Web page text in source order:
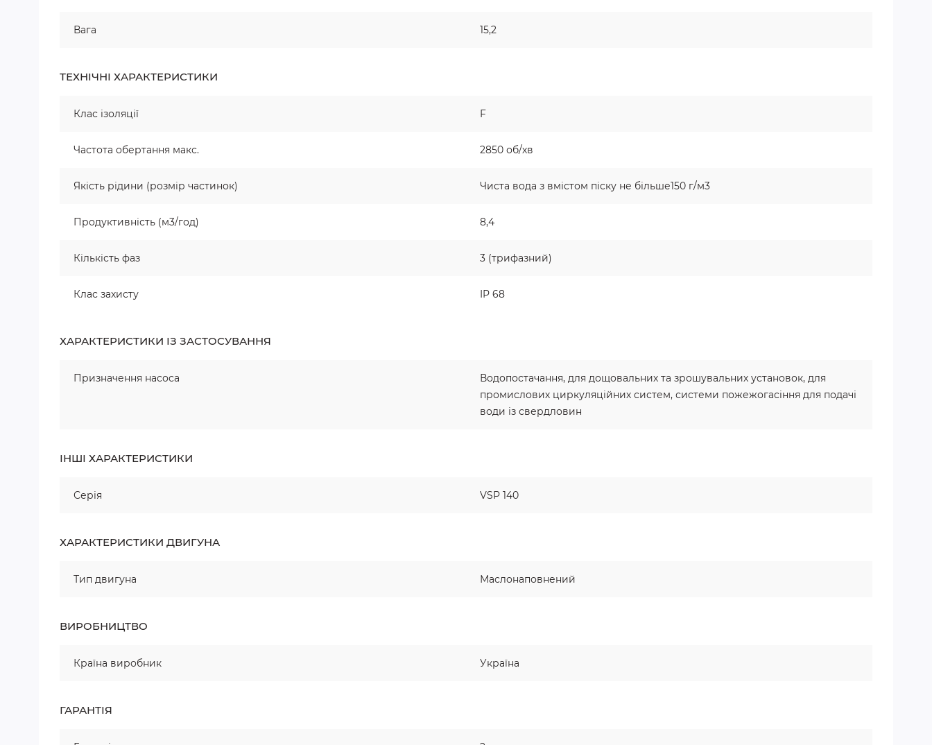
Вага 15,2
ТЕХНІЧНІ ХАРАКТЕРИСТИКИ
Клас ізоляції F
Частота обертання макс. 2850 об/хв
Якість рідини (розмір частинок) Чиста вода з вмістом піску не більше150 г/м3
Продуктивність (м3/год) 8,4
Кількість фаз 3 (трифазний)
Клас захисту IP 68
ХАРАКТЕРИСТИКИ ІЗ ЗАСТОСУВАННЯ
Призначення насоса
Водопостачання, для дощовальних та зрошувальних установок, для
промислових циркуляційних систем, системи пожежогасіння для подачі
води із свердловин
ІНШІ ХАРАКТЕРИСТИКИ
Серія VSP 140
ХАРАКТЕРИСТИКИ ДВИГУНА
Тип двигуна Маслонаповнений
ВИРОБНИЦТВО
Країна виробник Україна
ГАРАНТІЯ